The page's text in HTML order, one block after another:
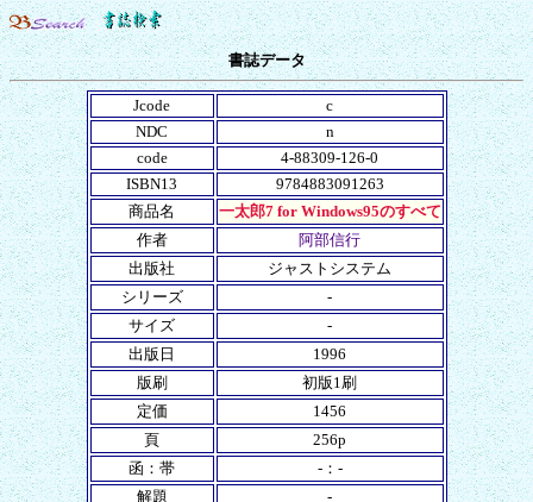
書誌データ
Jcode
c
NDC
n
code
4-88309-126-0
ISBN13
9784883091263
商品名
一太郎7 for Windows95のすべて
作者
阿部信行
出版社
ジャストシステム
シリーズ
-
サイズ
-
出版日
1996
版刷
初版1刷
定価
1456
頁
256p
函：帯
-：-
解題
-